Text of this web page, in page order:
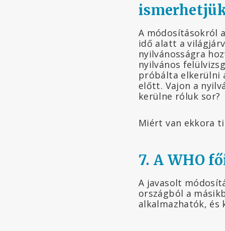
A módosításokról
idő alatt a
nyilvánosságra
nyilvános
próbálta elkerülni
előtt. Vajon a
kerülne róluk sor?
Miért van ekkora
7. A WHO
A javasolt
országból a
alkalmazhatók, és